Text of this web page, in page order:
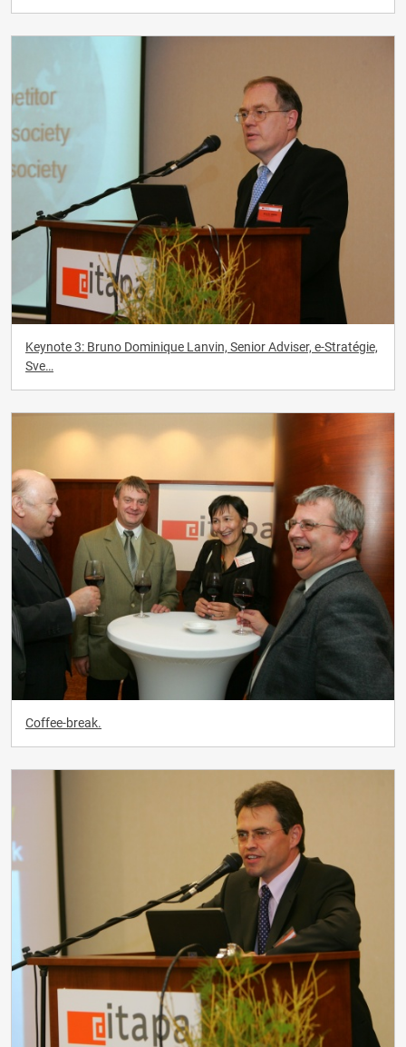
Keynote 3: Bruno Dominique Lanvin, Senior Adviser, e-Stratégie,
Sve…
Coffee-break.